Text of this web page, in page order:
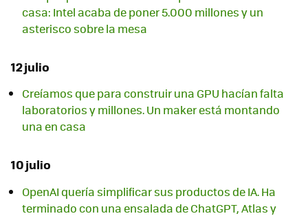
casa: Intel acaba de poner 5.000 millones y un
asterisco sobre la mesa
12 julio
Creíamos que para construir una GPU hacían falta
laboratorios y millones. Un maker está montando
una en casa
10 julio
OpenAI quería simplificar sus productos de IA. Ha
terminado con una ensalada de ChatGPT, Atlas y